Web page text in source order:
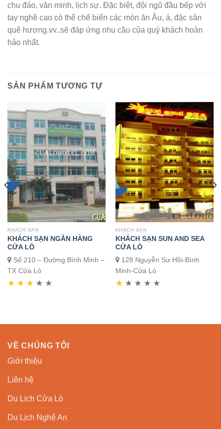
chu đáo, văn minh, lịch sự. Đặc biệt, đội ngũ đầu bếp với
tay nghề cao có thể chế biến các món ăn Âu, á, đặc sản
quê hương.vv..sẽ đáp ứng nhu cầu của quý khách hoàn
hảo nhất.
SẢN PHẨM TƯƠNG TỰ
KHÁCH SẠN
KHÁCH SẠN NGÂN HÀNG
CỬA LÒ
Số 210 – Đường Bình Minh –
TX Cửa Lò
★ ★ ★ ★ ★
KHÁCH SẠN
KHÁCH SẠN SUN AND SEA
CỬA LÒ
128 Nguyễn Sư Hồi-Bình
Minh-Cửa Lò
★ ★ ★ ★ ★
VỀ CHÚNG TÔI
Giới thiệu
Liên hệ
Du Lịch Cửa Lò
Du Lịch Nghệ An